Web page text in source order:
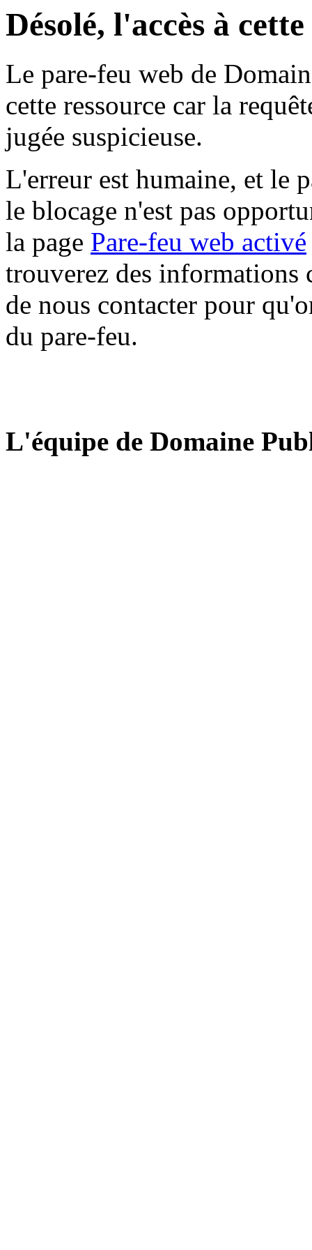
Désolé, l'accès à
Le pare-feu web de
cette ressource car la
jugée suspicieuse.
L'erreur est humaine, et le
le blocage n'est pas
la page Pare-feu web activé
trouverez des informations
de nous contacter pour
du pare-feu.
L'équipe de Domaine